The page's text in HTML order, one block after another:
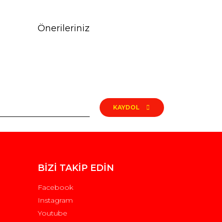
Önerileriniz
KAYDOL
BİZİ TAKİP EDİN
Facebook
Instagram
Youtube